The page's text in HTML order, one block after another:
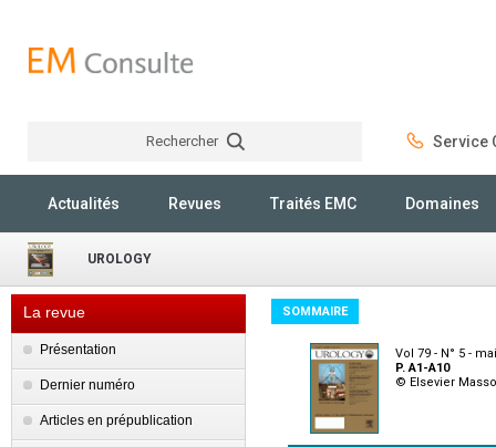
Rechercher Service
Actualités Revues Traités EMC Domaines
UROLOGY
La revue
Présentation
Dernier numéro
Articles en prépublication
SOMMAIRE
Vol 79 - N° 5 -
P. A1-A10
© Elsevier